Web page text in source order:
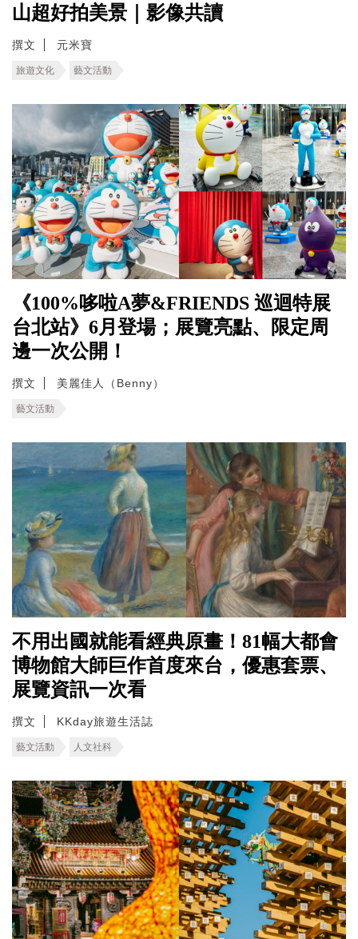
山超好拍美景｜影像共讀
撰文 元米寶
旅遊文化 藝文活動
《100%哆啦A夢&FRIENDS 巡迴特展
台北站》6月登場；展覽亮點、限定周
邊一次公開！
撰文 美麗佳人（Benny）
藝文活動
不用出國就能看經典原畫！81幅大都會
博物館大師巨作首度來台，優惠套票、
展覽資訊一次看
撰文 KKday旅遊生活誌
藝文活動 人文社科